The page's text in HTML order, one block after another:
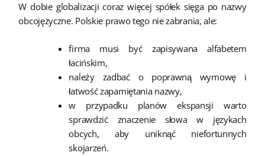
W dobie globalizacji coraz więcej spółek sięga po nazwy
obcojęzyczne. Polskie prawo tego nie zabrania, ale:
firma musi być zapisywana alfabetem
łacińskim,
należy zadbać o poprawną wymowę i
łatwość zapamiętania nazwy,
w przypadku planów ekspansji warto
sprawdzić znaczenie słowa w językach
obcych, aby uniknąć niefortunnych
skojarzeń.